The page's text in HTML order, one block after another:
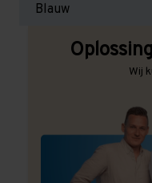
Blauw
Wij